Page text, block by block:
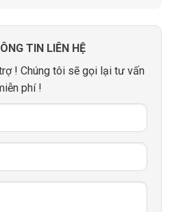
TIN LIÊN HỆ
! Chúng tôi sẽ gọi lại tư vấn
phí !